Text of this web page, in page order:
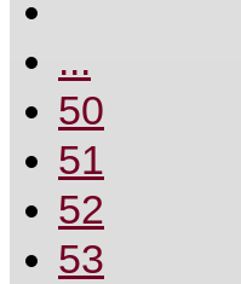
...
50
51
52
53